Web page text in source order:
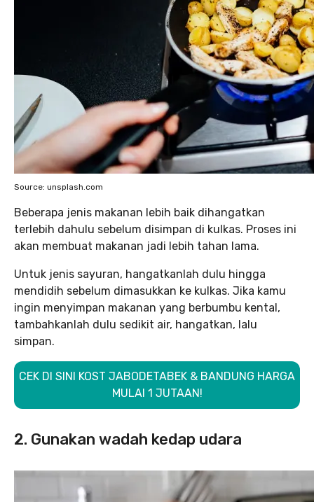
Source: unsplash.com
Beberapa jenis makanan lebih baik dihangatkan
terlebih dahulu sebelum disimpan di kulkas. Proses ini
akan membuat makanan jadi lebih tahan lama.
Untuk jenis sayuran, hangatkanlah dulu hingga
mendidih sebelum dimasukkan ke kulkas. Jika kamu
ingin menyimpan makanan yang berbumbu kental,
tambahkanlah dulu sedikit air, hangatkan, lalu
simpan.
CEK DI SINI KOST JABODETABEK & BANDUNG HARGA
MULAI 1 JUTAAN!
2. Gunakan wadah kedap udara